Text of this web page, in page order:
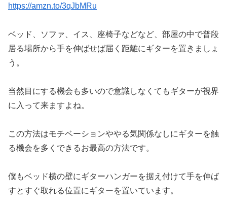
https://amzn.to/3qJbMRu
ベッド、ソファ、イス、座椅子などなど、部屋の中で普段
居る場所から手を伸ばせば届く距離にギターを置きましょ
う。
当然目にする機会も多いので意識しなくてもギターが視界
に入って来ますよね。
この方法はモチベーションややる気関係なしにギターを触
る機会を多くできるお最高の方法です。
僕もベッド横の壁にギターハンガーを据え付けて手を伸ば
すとすぐ取れる位置にギターを置いています。